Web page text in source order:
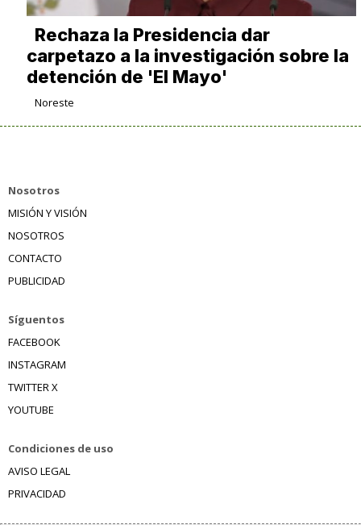
Rechaza la Presidencia dar
carpetazo a la investigación sobre la
detención de 'El Mayo'
Noreste
Nosotros
MISIÓN Y VISIÓN
NOSOTROS
CONTACTO
PUBLICIDAD
Síguentos
FACEBOOK
INSTAGRAM
TWITTER X
YOUTUBE
Condiciones de uso
AVISO LEGAL
PRIVACIDAD